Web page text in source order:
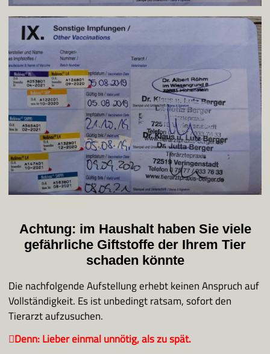
Achtung: im Haushalt haben Sie viele
gefährliche Giftstoffe der Ihrem Tier
schaden könnte
Die nachfolgende Aufstellung erhebt keinen Anspruch auf
Vollständigkeit. Es ist unbedingt ratsam, sofort den
Tierarzt aufzusuchen.
􀃖Denn: Lieber einmal unnötig, als zu spät.